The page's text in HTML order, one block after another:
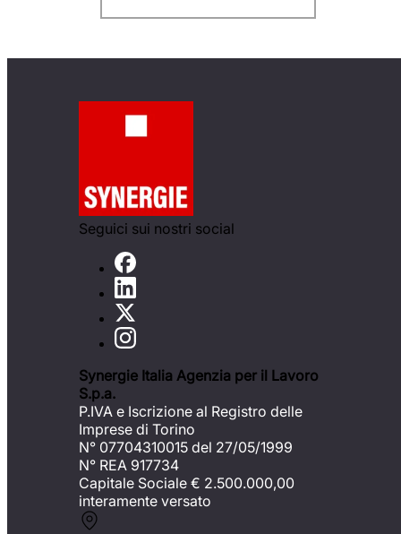
Seguici sui nostri social
Synergie Italia Agenzia per il Lavoro
S.p.a.
P.IVA e Iscrizione al Registro delle
Imprese di Torino
N° 07704310015 del 27/05/1999
N° REA 917734
Capitale Sociale € 2.500.000,00
interamente versato